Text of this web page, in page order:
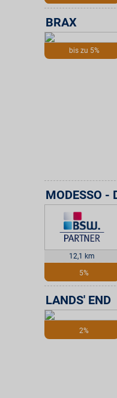
bis zu 5%
BRAX
12,1 km
5%
MODESSO -
2%
LANDS' END